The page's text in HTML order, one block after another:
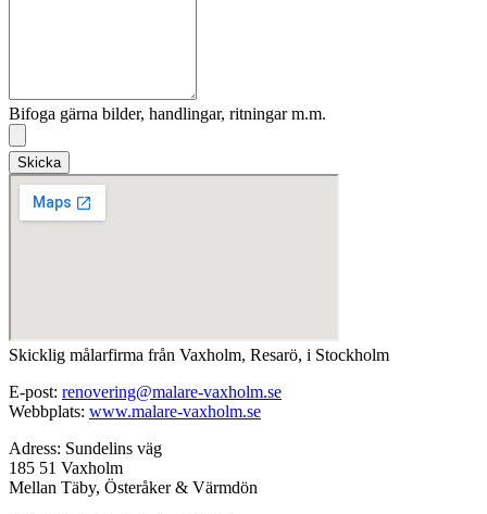
Bifoga gärna bilder, handlingar, ritningar m.m.
Skicka
Skicklig målarfirma från Vaxholm, Resarö, i Stockholm
E-post: renovering@malare-vaxholm.se
Webbplats: www.malare-vaxholm.se
Adress: Sundelins väg
185 51 Vaxholm
Mellan Täby, Österåker & Värmdön